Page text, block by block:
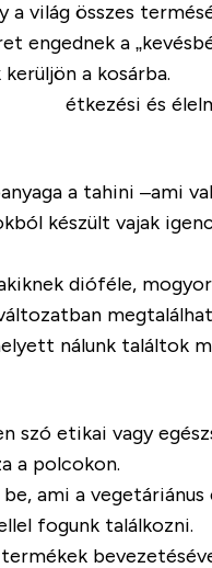
világ összes
engednek a
a kosárba.
a tahini –ami
készült vajak
dióféle,
nálunk találtok
etikai vagy
a polcokon.
ami a
fogunk találkozni.
termékek